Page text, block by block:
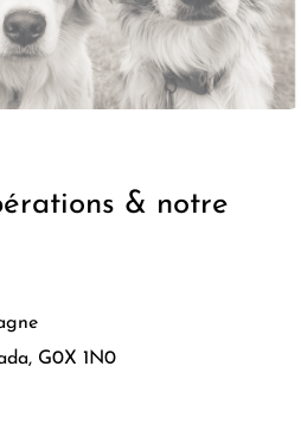
& notre
G0X 1N0